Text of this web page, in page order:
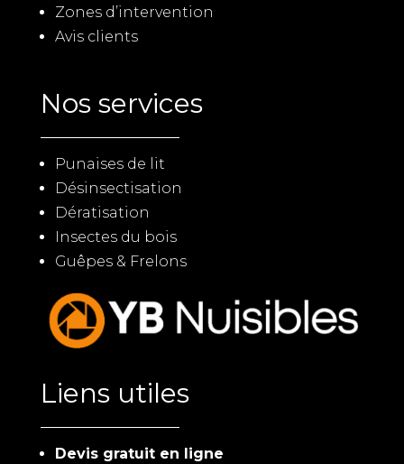
Zones d’intervention
Avis clients
Nos services
Punaises de lit
Désinsectisation
Dératisation
Insectes du bois
Guêpes & Frelons
Liens utiles
Devis gratuit en ligne